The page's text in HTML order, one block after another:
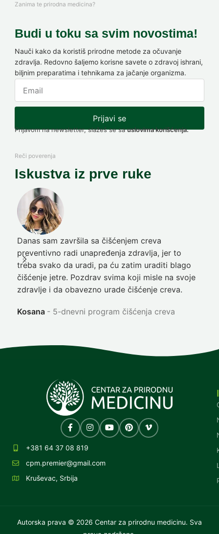
Zanima te prirodna medicina?
Budi u toku sa svim novostima!
Nauči kako da koristiš prirodne metode za očuvanje
zdravlja. Redovno šaljemo korisne savete o zdravoj ishrani,
biljnim preparatima i tehnikama za jačanje organizma.
Prijavi se
Prijavom na newsletter, slažeš se sauslovima korišćenja.
Reči poverenja
Iskustva iz prve ruke
Danas sam završila sa čišćenjem creva
preventivno radi unapređenja zdravlja, jer to
treba svako da uradi, pa ću zatim uraditi blago
čišćenje jetre. Pozdrav svima koji misle na svoje
zdravlje i da obavezno urade čišćenje creva.
Kosana 5-dnevni program čišćenja creva
+381 64 37 08 819
cpm.premier@gmail.com
Kruševac, Srbija
Autorska prava © 2026 Centar za prirodnu medicinu. Sva